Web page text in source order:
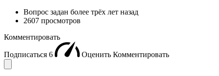
Вопрос задан более трёх лет назад
2607 просмотров
Комментировать
Подписаться 6 Оценить Комментировать